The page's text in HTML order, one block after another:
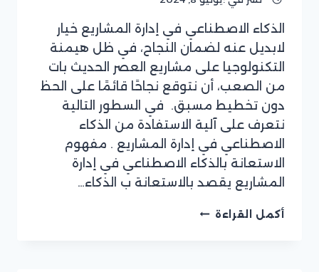
بقلم
فريق
موقع
سوفت
الذكاء الاصطناعي في إدارة المشاريع خيار
لابديل عنه لضمان النجاح، في ظل هيمنة
التكنولوجيا على مشاريع العصر الحديث بات
من الصعب، أن نتوقع نجاحًا قائمًا على الحظ
دون تخطيط مسبق. في السطور التالية
نتعرف على آلية الاستفادة من الذكاء
الاصطناعي في إدارة المشاريع . مفهوم
الاستعانة بالذكاء الاصطناعي في إدارة
المشاريع يقصد بالاستعانة ب الذكاء…
أكمل القراءة الذكاء